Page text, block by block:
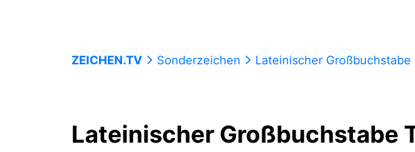
ZEICHEN.TV Sonderzeichen Lateinischer Großbuchstabe T mit
Lateinischer Großbuchstabe